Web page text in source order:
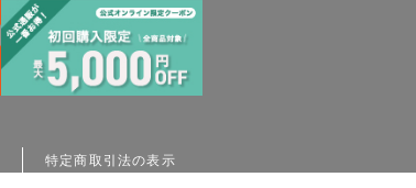
特定商取引法の表示